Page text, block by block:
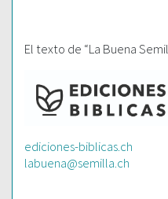
El texto de “La Buena
ediciones-biblicas.ch
labuena@semilla.ch